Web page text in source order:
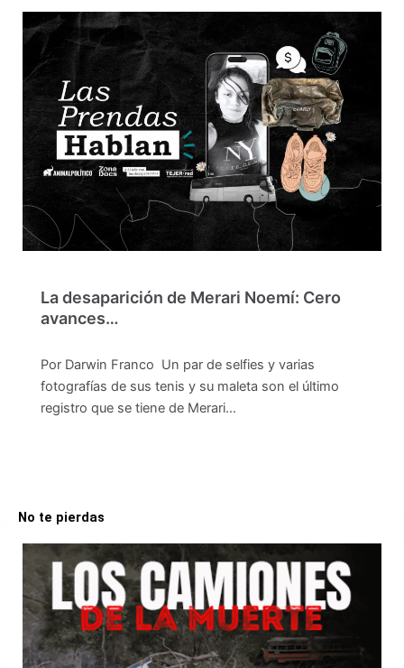
La desaparición de Merari Noemí: Cero
avances…
Por Darwin Franco Un par de selfies y varias
fotografías de sus tenis y su maleta son el último
registro que se tiene de Merari…
No te pierdas